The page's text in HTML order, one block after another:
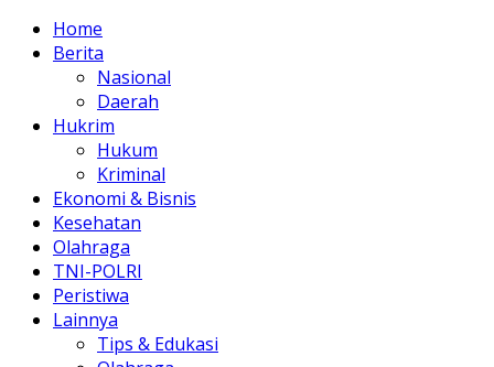
Home
Berita
Nasional
Daerah
Hukrim
Hukum
Kriminal
Ekonomi & Bisnis
Kesehatan
Olahraga
TNI-POLRI
Peristiwa
Lainnya
Tips & Edukasi